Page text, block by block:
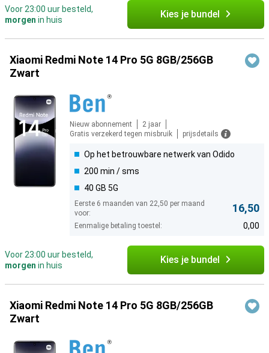
Voor 23:00 uur besteld,
morgen in huis Kies je bundel
Xiaomi Redmi Note 14 Pro 5G 8GB/256GB
Zwart
Nieuw abonnement
2 jaar
Gratis verzekerd tegen misbruik
prijsdetails
Op het betrouwbare netwerk van Odido
200 min / sms
40 GB 5G
Eerste 6 maanden van 22,50 per maand
voor:
16,50
Eenmalige betaling toestel: 0,00
Voor 23:00 uur besteld,
morgen in huis Kies je bundel
Xiaomi Redmi Note 14 Pro 5G 8GB/256GB
Zwart